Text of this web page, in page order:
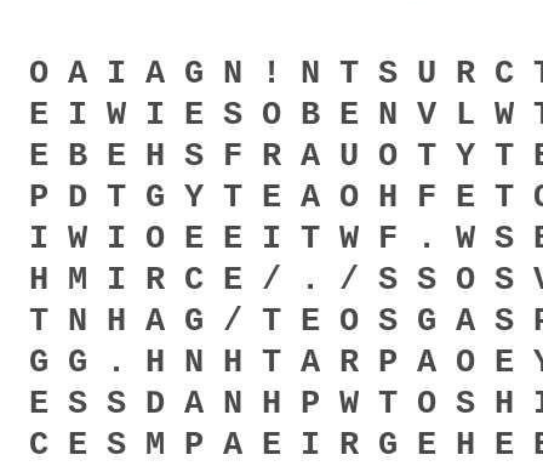
O A I A G N ! N T S U R C
E I W I E S O B E N V L W
E B E H S F R A U O T Y T
P D T G Y T E A O H F E T
I W I O E E I T W F . W S
H M I R C E / . / S S O S
T N H A G / T E O S G A S
G G . H N H T A R P A O E
E S S D A N H P W T O S
C E S M P A E I R G E H E